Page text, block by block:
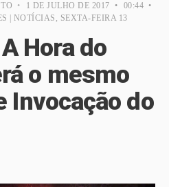
• 1 DE JULHO DE 2017 • 00:44 •
| NOTÍCIAS , SEXTA-FEIRA 13
Hora do
o mesmo
Invocação do